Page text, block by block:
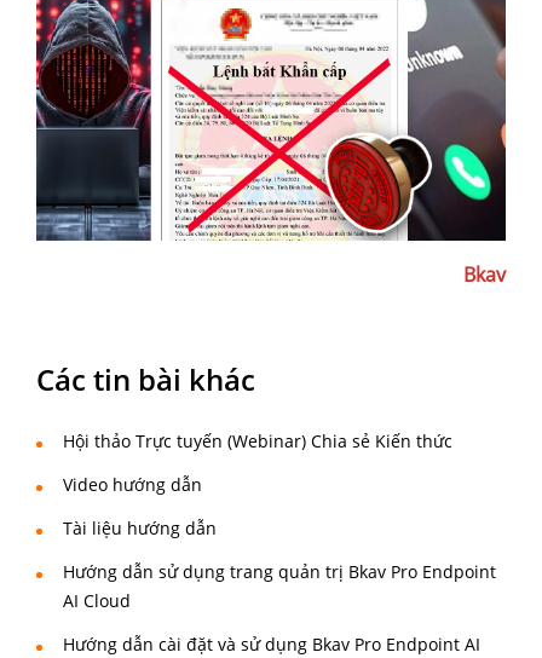
Bkav
Các tin bài khác
Hội thảo Trực tuyến (Webinar) Chia sẻ Kiến thức
Video hướng dẫn
Tài liệu hướng dẫn
Hướng dẫn sử dụng trang quản trị Bkav Pro Endpoint
AI Cloud
Hướng dẫn cài đặt và sử dụng Bkav Pro Endpoint AI